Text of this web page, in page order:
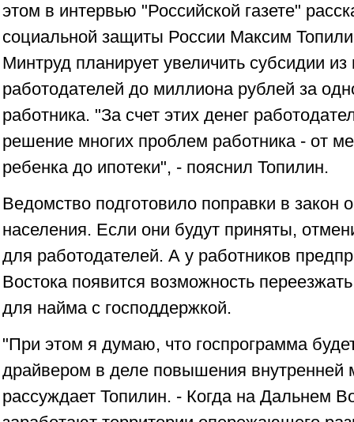
этом в интервью "Российской газете"
социальной защиты России Максим
Минтруд планирует увеличить субсидии
работодателей до миллиона рублей за
работника. "За счет этих денег
решение многих проблем работника - от
ребенка до ипотеки", - пояснил Топилин.
Ведомство подготовило поправки в закон
населения. Если они будут приняты,
для работодателей. А у работников
Востока появится возможность
для найма с господдержкой.
"При этом я думаю, что госпрограмма
драйвером в деле повышения внутренней
рассуждает Топилин. - Когда на Дальнем